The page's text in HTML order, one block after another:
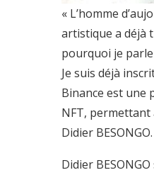
« L’homme
artistique a déjà
pourquoi je
Je suis déjà
Binance est une
NFT, permettant
Didier BESONGO.
Didier